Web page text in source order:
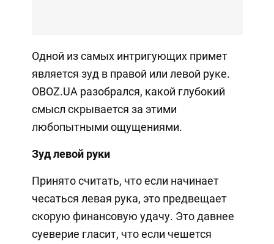
Одной из самых интригующих примет
является зуд в правой или левой руке.
OBOZ.UA разобрался, какой глубокий
смысл скрывается за этими
любопытными ощущениями.
Зуд левой руки
Принято считать, что если начинает
чесаться левая рука, это предвещает
скорую финансовую удачу. Это давнее
суеверие гласит, что если чешется